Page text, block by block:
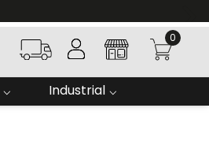
0
Industrial